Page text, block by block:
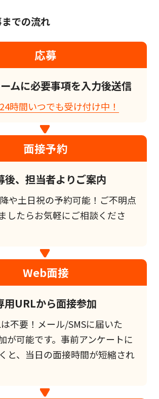
での流れ
応募
ムに必要事項を入力後送信
時間いつでも受け付け中！
面接予約
後、担当者よりご案内
や土日祝の予約可能！ご不明点
したらお気軽にご相談くださ
Web面接
用URLから面接参加
不要！メール/SMSに届いた
が可能です。事前アンケートに
と、当日の面接時間が短縮され